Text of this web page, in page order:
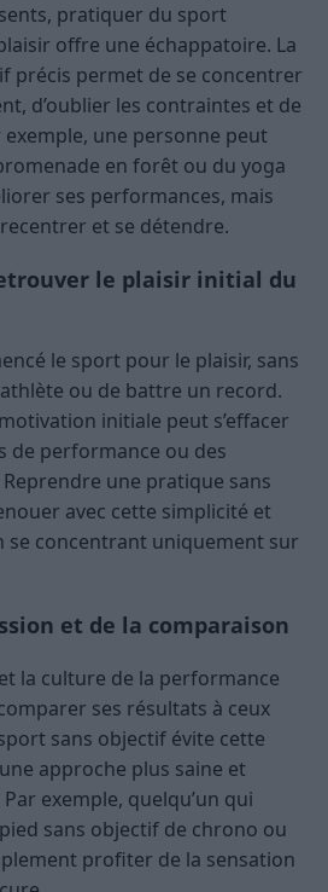
pratiquer du sport
offre une échappatoire. La
précis permet de se concentrer
d’oublier les contraintes et de
une personne peut
en forêt ou du yoga
ses performances, mais
et se détendre.
le plaisir initial du
le sport pour le plaisir, sans
ou de battre un record.
initiale peut s’effacer
de performance ou des
une pratique sans
avec cette simplicité et
se concentrant uniquement sur
et de la comparaison
la culture de la performance
ses résultats à ceux
sans objectif évite cette
approche plus saine et
exemple, quelqu’un qui
sans objectif de chrono ou
profiter de la sensation